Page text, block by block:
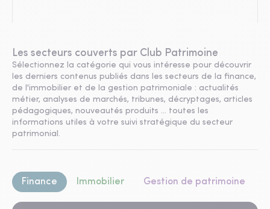
Les secteurs couverts par Club Patrimoine
Sélectionnez la catégorie qui vous intéresse pour découvrir
les derniers contenus publiés dans les secteurs de la finance,
de l'immobilier et de la gestion patrimoniale : actualités
métier, analyses de marchés, tribunes, décryptages, articles
pédagogiques, nouveautés produits ... toutes les
informations utiles à votre suivi stratégique du secteur
patrimonial.
Finance Immobilier Gestion de patrimoine